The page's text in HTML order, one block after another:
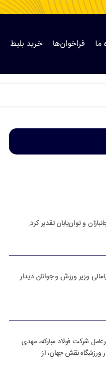
ما فراخوان‌ها خرید بلیط
و توان‌یابان تقدیر کرد.
وزیر ورزش و جوانان دیدار
مدیرعامل شرکت فولاد مبارکه، مهدی
نقش جهان، از